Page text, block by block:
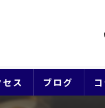
セス ブログ